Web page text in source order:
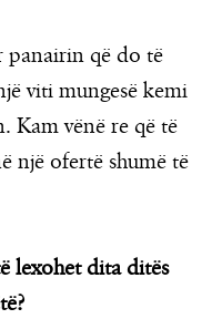
panairin që do të
viti mungesë kemi
Kam vënë re që të
një ofertë shumë të
lexohet dita ditës